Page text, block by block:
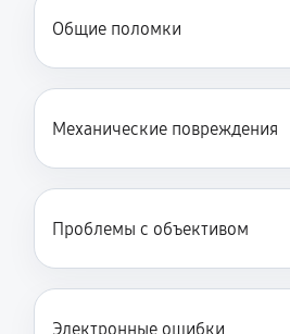
Общие поломки
Механические повреждения
Проблемы с объективом
Электронные ошибки